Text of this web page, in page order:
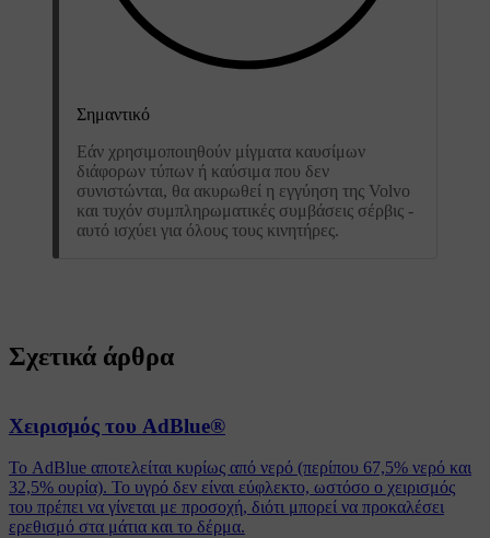
Σημαντικό
Εάν χρησιμοποιηθούν μίγματα καυσίμων
διάφορων τύπων ή καύσιμα που δεν
συνιστώνται, θα ακυρωθεί η εγγύηση της Volvo
και τυχόν συμπληρωματικές συμβάσεις σέρβις -
αυτό ισχύει για όλους τους κινητήρες.
Σχετικά άρθρα
Χειρισμός του AdBlue®
Το AdBlue αποτελείται κυρίως από νερό (περίπου 67,5% νερό και
32,5% ουρία). Το υγρό δεν είναι εύφλεκτο, ωστόσο ο χειρισμός
του πρέπει να γίνεται με προσοχή, διότι μπορεί να προκαλέσει
ερεθισμό στα μάτια και το δέρμα.